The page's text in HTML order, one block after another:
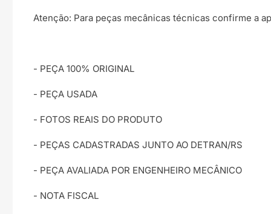
Atenção: Para peças mecânicas técnicas confirme a
- PEÇA 100% ORIGINAL
- PEÇA USADA
- FOTOS REAIS DO PRODUTO
- PEÇAS CADASTRADAS JUNTO AO DETRAN/RS
- PEÇA AVALIADA POR ENGENHEIRO MECÂNICO
- NOTA FISCAL